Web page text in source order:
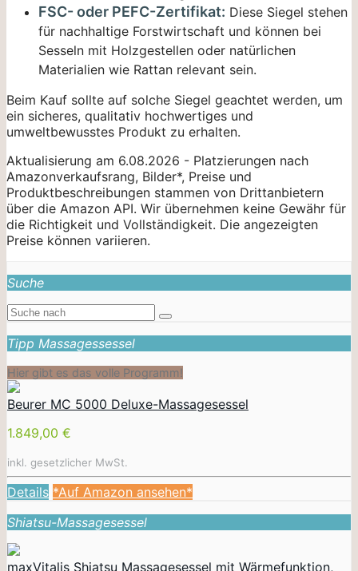
FSC- oder PEFC-Zertifikat: Diese Siegel stehen
für nachhaltige Forstwirtschaft und können bei
Sesseln mit Holzgestellen oder natürlichen
Materialien wie Rattan relevant sein.
Beim Kauf sollte auf solche Siegel geachtet werden, um
ein sicheres, qualitativ hochwertiges und
umweltbewusstes Produkt zu erhalten.
Aktualisierung am 6.08.2026 - Platzierungen nach
Amazonverkaufsrang, Bilder*, Preise und
Produktbeschreibungen stammen von Drittanbietern
über die Amazon API. Wir übernehmen keine Gewähr für
die Richtigkeit und Vollständigkeit. Die angezeigten
Preise können variieren.
Suche
Tipp Massagessessel
Hier gibt es das volle Programm!
Beurer MC 5000 Deluxe-Massagesessel
1.849,00 €
inkl. gesetzlicher MwSt.
Details *Auf Amazon ansehen*
Shiatsu-Massagesessel
maxVitalis Shiatsu Massagesessel mit Wärmefunktion,